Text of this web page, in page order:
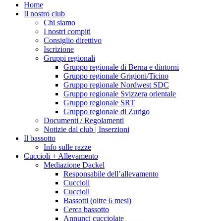
Home
Il nostro club
Chi siamo
I nostri compiti
Consiglio direttivo
Iscrizione
Gruppi regionali
Gruppo regionale di Berna e dintorni
Gruppo regionale Grigioni/Ticino
Gruppo regionale Nordwest SDC
Gruppo regionale Svizzera orientale
Gruppo regionale SRT
Gruppo regionale di Zurigo
Documenti / Regolamenti
Notizie dal club | Inserzioni
Il bassotto
Info sulle razze
Cuccioli + Allevamento
Mediazione Dackel
Responsabile dell’allevamento
Cuccioli
Cuccioli
Bassotti (oltre 6 mesi)
Cerca bassotto
Annunci cucciolate